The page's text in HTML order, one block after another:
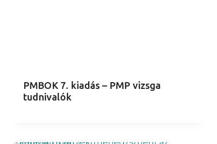
PMBOK 7. kiadás – PMP vizsga
tudnivalók